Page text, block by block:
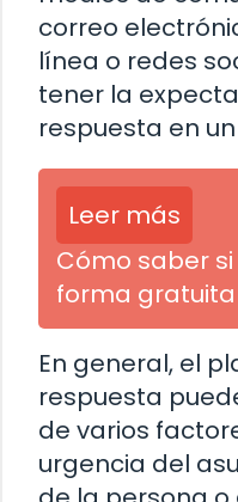
correo
línea o redes
tener la
respuesta en
Leer más
Cómo saber
forma gratuita
En general, el
respuesta
de varios
urgencia del